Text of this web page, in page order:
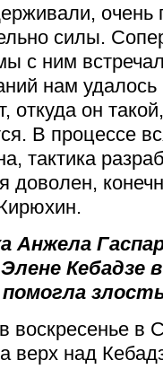
очень
силы.
с ним
нам удалось
откуда он
В процессе
тактика
доволен,
Анжела
Элене
воскресенье
верх над